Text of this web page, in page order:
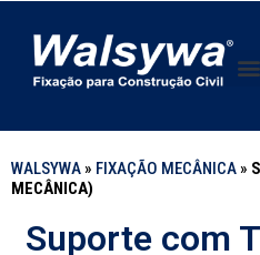
WALSYWA» FIXAÇÃO MECÂNICA»
MECÂNICA)
Suporte com